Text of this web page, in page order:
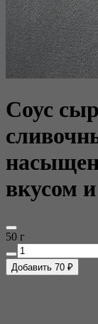
Соус
вкусом
50 г
Добавить 70 ₽